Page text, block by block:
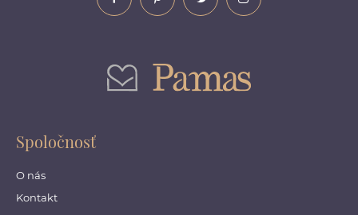
Spoločnosť
O nás
Kontakt